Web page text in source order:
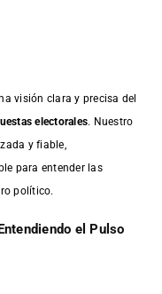
visión clara y precisa del
electorales. Nuestro
y fiable,
para entender las
político.
el Pulso